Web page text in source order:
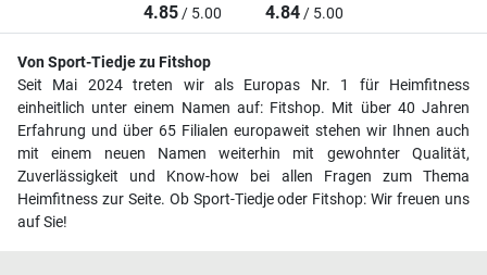
4.85/ 5.00 4.84/ 5.00
Von Sport-Tiedje zu Fitshop
Seit Mai 2024 treten wir als Europas Nr. 1 für Heimfitness
einheitlich unter einem Namen auf: Fitshop. Mit über 40 Jahren
Erfahrung und über 65 Filialen europaweit stehen wir Ihnen auch
mit einem neuen Namen weiterhin mit gewohnter Qualität,
Zuverlässigkeit und Know-how bei allen Fragen zum Thema
Heimfitness zur Seite. Ob Sport-Tiedje oder Fitshop: Wir freuen uns
auf Sie!